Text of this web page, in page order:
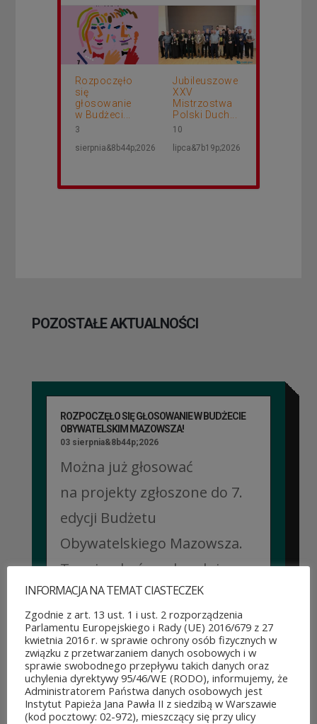
Rozpoczęło
się
głosowanie
w Budżeci...
3
sierpnia&8b44p;2026
Jubileuszowe
XXV
Mistrzostwa
Polski Duch...
10
lipca&7b19p;2026
POZOSTAŁE AKTUALNOŚCI
ROZPOCZĘŁO SIĘ GŁOSOWANIE W BUDŻECIE
OBYWATELSKIM MAZOWSZA!
03 sierpnia&8b44p;2026
Można już głosować
na projekty zgłoszone do 7.
edycji Budżetu
Obywatelskiego Mazowsza.
To mieszkańcy zdecydują,
które pomysły dostaną
dofinansowanie z budżetu
samorządu województwa
mazowieckiego. Do rozdania
jest aż 30 mln zł! Mieszkańcy
INFORMACJA NA TEMAT CIASTECZEK
Zgodnie z art. 13 ust. 1 i ust. 2 rozporządzenia
Parlamentu Europejskiego i Rady (UE) 2016/679 z 27
kwietnia 2016 r. w sprawie ochrony osób fizycznych w
związku z przetwarzaniem danych osobowych i w
sprawie swobodnego przepływu takich danych oraz
uchylenia dyrektywy 95/46/WE (RODO), informujemy, że
Administratorem Państwa danych osobowych jest
Instytut Papieża Jana Pawła II z siedzibą w Warszawie
(kod pocztowy: 02-972), mieszczący się przy ulicy